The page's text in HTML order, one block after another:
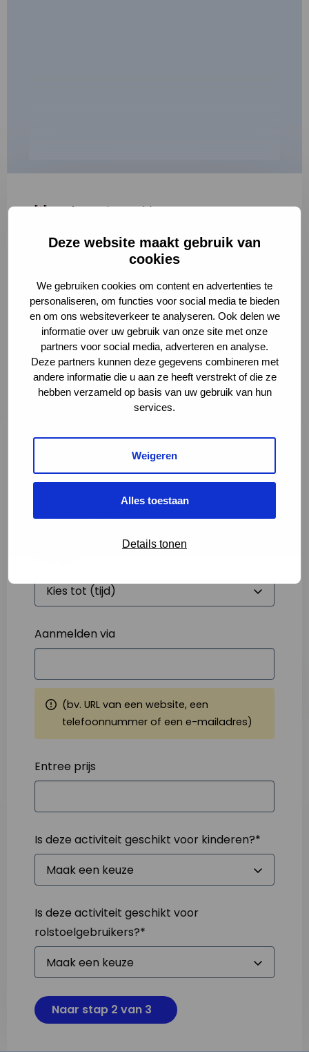
Deze website maakt gebruik van
cookies
We gebruiken cookies om content en advertenties te
personaliseren, om functies voor social media te bieden
en om ons websiteverkeer te analyseren. Ook delen we
informatie over uw gebruik van onze site met onze
partners voor social media, adverteren en analyse.
Deze partners kunnen deze gegevens combineren met
andere informatie die u aan ze heeft verstrekt of die ze
hebben verzameld op basis van uw gebruik van hun
services.
Weigeren
Alles toestaan
Details tonen
"*" geeft vereiste velden aan
2
Volledige omschrijving*
Starttijd*
Aanmelden via
(bv. URL van een website, een
telefoonnummer of een e-mailadres)
Entree prijs
Is deze activiteit geschikt voor kinderen?*
Is deze activiteit geschikt voor
rolstoelgebruikers?*